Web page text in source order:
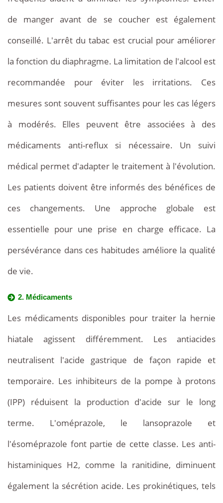
de manger avant de se coucher est également
conseillé. L'arrêt du tabac est crucial pour améliorer
la fonction du diaphragme. La limitation de l'alcool est
recommandée pour éviter les irritations. Ces
mesures sont souvent suffisantes pour les cas légers
à modérés. Elles peuvent être associées à des
médicaments anti-reflux si nécessaire. Un suivi
médical permet d'adapter le traitement à l'évolution.
Les patients doivent être informés des bénéfices de
ces changements. Une approche globale est
essentielle pour une prise en charge efficace. La
persévérance dans ces habitudes améliore la qualité
de vie.
2. Médicaments
Les médicaments disponibles pour traiter la hernie
hiatale agissent différemment. Les antiacides
neutralisent l'acide gastrique de façon rapide et
temporaire. Les inhibiteurs de la pompe à protons
(IPP) réduisent la production d'acide sur le long
terme. L'oméprazole, le lansoprazole et
l'ésoméprazole font partie de cette classe. Les anti-
histaminiques H2, comme la ranitidine, diminuent
également la sécrétion acide. Les prokinétiques, tels